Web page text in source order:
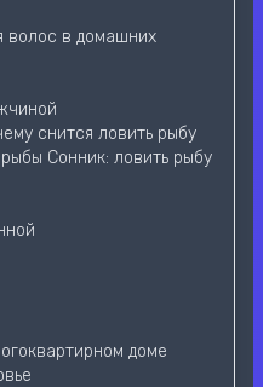
волос в домашних
снится ловить рыбу
Сонник: ловить рыбу
доме